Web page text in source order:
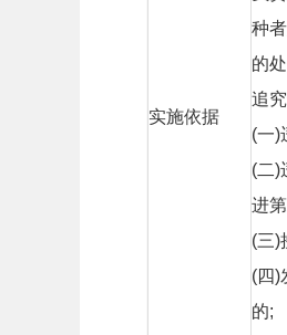
实施依据
种
的
追
(一)
(二)
进
(三)
(四)
的;